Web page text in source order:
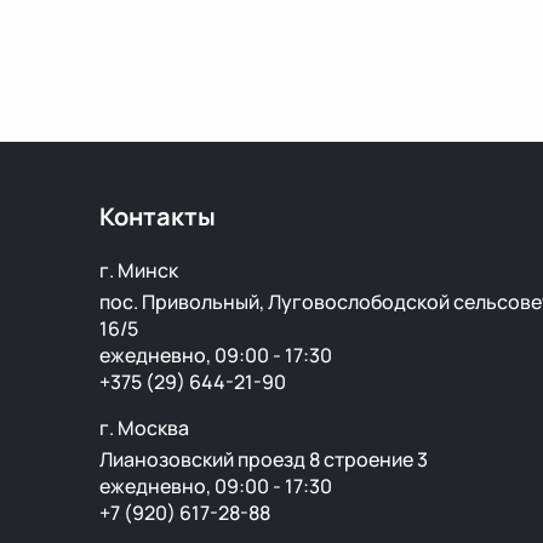
Контакты
г. Минск
пос. Привольный, Луговослободской
16/5
ежедневно, 09:00 - 17:30
+375 (29) 644-21-90
г. Москва
Лианозовский проезд 8 строение 3
ежедневно, 09:00 - 17:30
+7 (920) 617-28-88